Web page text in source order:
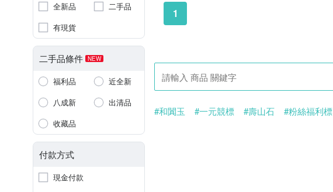
全新品
二手品
有現貨
二手品條件 NEW
福利品
近全新
八成新
出清品
收藏品
付款方式
現金付款
1
#和闐玉 #一元競標 #壽山石 #粉絲福利標